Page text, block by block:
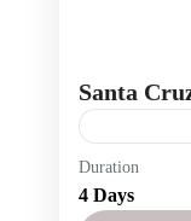
Santa
Isabela
San Cristobal
Duration
4 Days